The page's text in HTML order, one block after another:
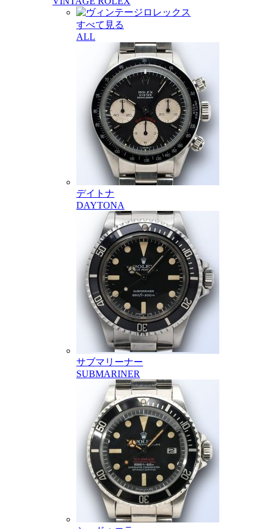
すべて見る
ALL
デイトナ
DAYTONA
サブマリーナー
SUBMARINER